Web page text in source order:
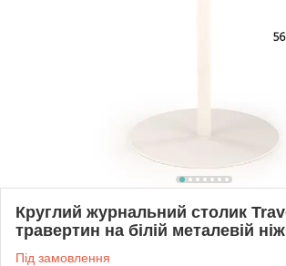
Круглий журнальний столик
травертин на білій металевій
Під замовлення